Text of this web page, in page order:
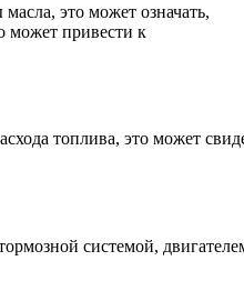
это может означать,
может привести к
топлива, это может
системой,